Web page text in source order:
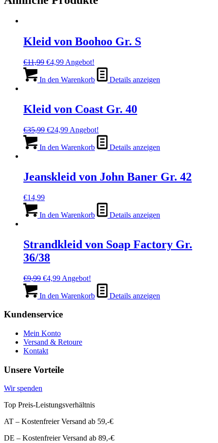
Kleid von Boohoo Gr. S
€11,99 Ursprünglicher
war:
€4,99Aktueller
ist:
Angebot!
In den Warenkorb Details anzeigen
Kleid von Coast Gr. 40
€35,99 Ursprünglicher
war:
€24,99Aktueller
ist:
Angebot!
In den Warenkorb Details anzeigen
Jeanskleid von John Baner Gr. 42
€14,99
In den Warenkorb Details anzeigen
Strandkleid von Soap Factory Gr.
36/38
€9,99 Ursprünglicher
war:
€4,99Aktueller
ist:
Angebot!
In den Warenkorb Details anzeigen
Kundenservice
Mein Konto
Versand & Retoure
Kontakt
Unsere Vorteile
Wir spenden
Top Preis-Leistungsverhältnis
AT – Kostenfreier Versand ab 59,-€
DE – Kostenfreier Versand ab 89,-€